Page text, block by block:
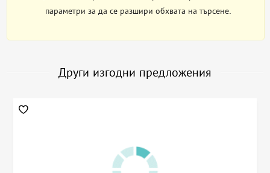
параметри за да се разшири обхвата на търсене.
Други изгодни предложения